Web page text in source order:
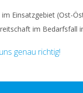
Einsatzgebiet (Ost-
im Bedarfsfall
genau richtig!